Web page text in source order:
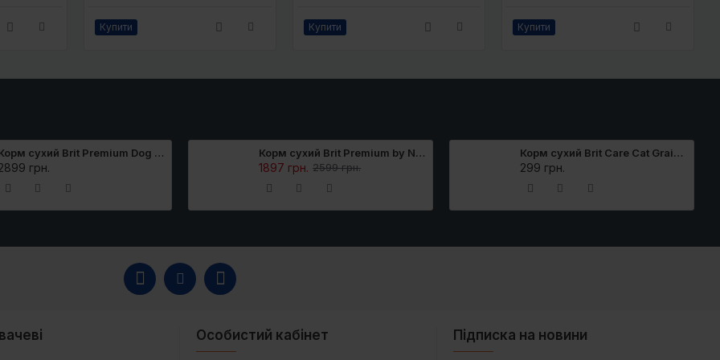
Купити Купити Купити
Корм сухий Brit Premium Dog Sport для дорослих собак усіх порід з високими витратами енергії з куркою 15 кг
грн.
Корм сухий Brit Premium by Nature Cat Sterilized Salmon для стерилізованих котів з лососем 8 кг
1897 грн. 2599 грн.
Корм сухий Brit Care Cat Grain Free Sterilized Sensitive для стерилізованих котів з чутливим травленням з кроликом 400 г
299 грн.
Особистий кабінет Підписка на новини